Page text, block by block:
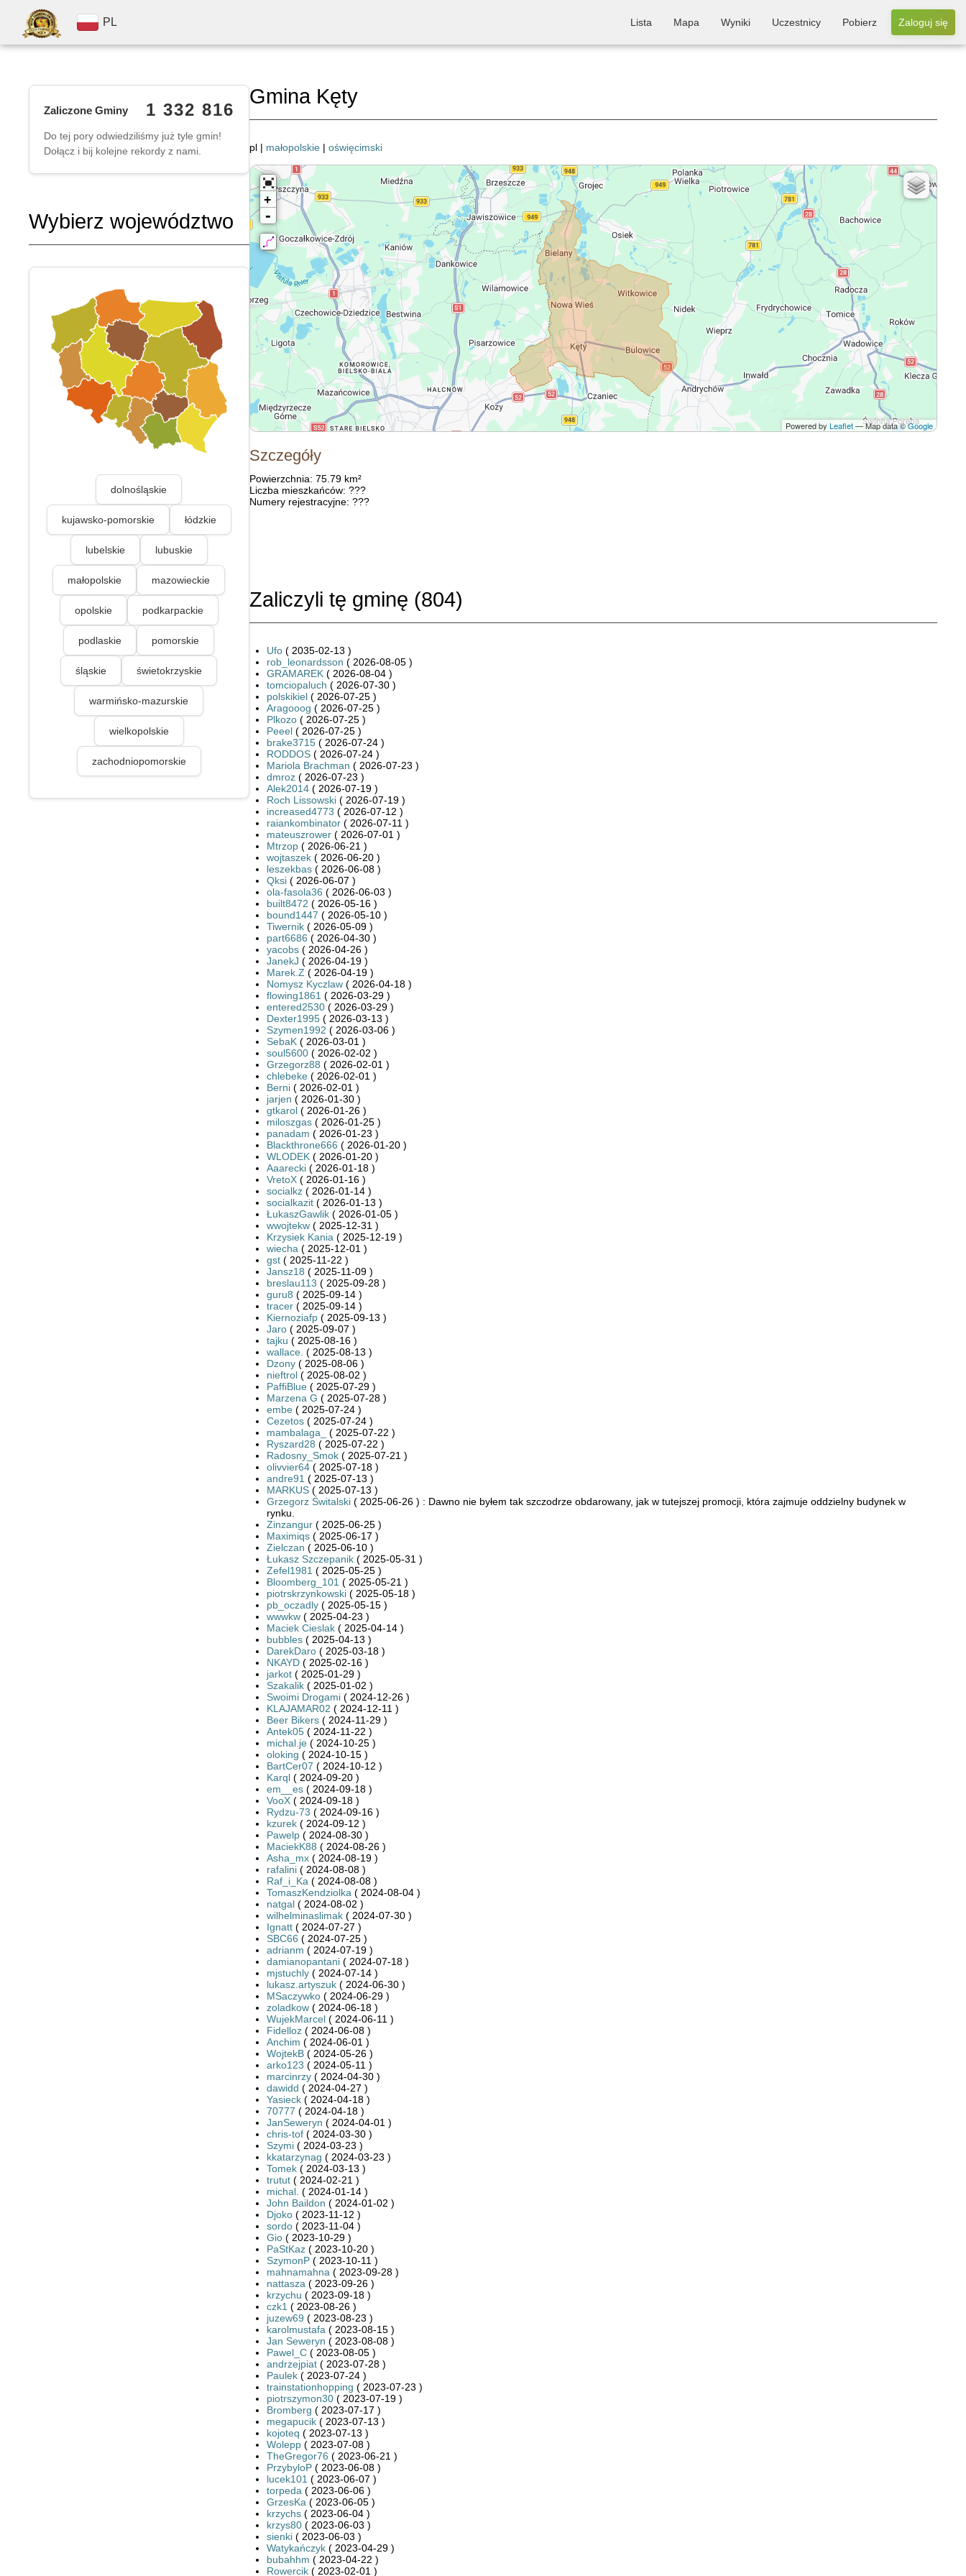
PL Lista Mapa Wyniki Uczestnicy Pobierz Zaloguj się
Zaliczone Gminy 1 332 816
Do tej pory odwiedziliśmy już tyle gmin!
Dołącz i bij kolejne rekordy z nami.
Wybierz województwo
dolnośląskie
kujawsko-pomorskie łódzkie
lubelskie lubuskie
małopolskie mazowieckie
opolskie podkarpackie
podlaskie pomorskie
śląskie świetokrzyskie
warmińsko-mazurskie
wielkopolskie
zachodniopomorskie
Gmina Kęty
pl | małopolskie| oświęcimski
+
-
Powered byLeaflet— Map data ©Google
Szczegóły
Powierzchnia: 75.79 km²
Liczba mieszkańców: ???
Numery rejestracyjne: ???
Zaliczyli tę gminę (804)
Ufo( 2035-02-13 )
rob_leonardsson ( 2026-08-05 )
GRAMAREK( 2026-08-04 )
tomciopaluch ( 2026-07-30 )
polskikiel( 2026-07-25 )
Aragooog ( 2026-07-25 )
Plkozo( 2026-07-25 )
Peeel( 2026-07-25 )
brake3715( 2026-07-24 )
RODDOS( 2026-07-24 )
Mariola Brachman ( 2026-07-23 )
dmroz( 2026-07-23 )
Alek2014( 2026-07-19 )
Roch Lissowski( 2026-07-19 )
increased4773 ( 2026-07-12 )
raiankombinator( 2026-07-11 )
mateuszrower( 2026-07-01 )
Mtrzop( 2026-06-21 )
wojtaszek( 2026-06-20 )
leszekbas( 2026-06-08 )
Qksi( 2026-06-07 )
ola-fasola36 ( 2026-06-03 )
built8472 ( 2026-05-16 )
bound1447 ( 2026-05-10 )
Tiwernik( 2026-05-09 )
part6686 ( 2026-04-30 )
yacobs( 2026-04-26 )
JanekJ ( 2026-04-19 )
Marek.Z ( 2026-04-19 )
Nomysz Kyczlaw( 2026-04-18 )
flowing1861 ( 2026-03-29 )
entered2530( 2026-03-29 )
Dexter1995( 2026-03-13 )
Szymen1992 ( 2026-03-06 )
SebaK( 2026-03-01 )
soul5600( 2026-02-02 )
Grzegorz88 ( 2026-02-01 )
chlebeke( 2026-02-01 )
Berni( 2026-02-01 )
jarjen ( 2026-01-30 )
gtkarol( 2026-01-26 )
miloszgas( 2026-01-25 )
panadam ( 2026-01-23 )
Blackthrone666 ( 2026-01-20 )
WLODEK( 2026-01-20 )
Aaarecki( 2026-01-18 )
VretoX( 2026-01-16 )
socialkz( 2026-01-14 )
socialkazit( 2026-01-13 )
ŁukaszGawlik( 2026-01-05 )
wwojtekw( 2025-12-31 )
Krzysiek Kania ( 2025-12-19 )
wiecha ( 2025-12-01 )
gst( 2025-11-22 )
Jansz18 ( 2025-11-09 )
breslau113 ( 2025-09-28 )
guru8 ( 2025-09-14 )
tracer( 2025-09-14 )
Kiernoziafp( 2025-09-13 )
Jaro( 2025-09-07 )
tajku ( 2025-08-16 )
wallace. ( 2025-08-13 )
Dzony( 2025-08-06 )
nieftrol( 2025-08-02 )
PaffiBlue( 2025-07-29 )
Marzena G ( 2025-07-28 )
embe( 2025-07-24 )
Cezetos( 2025-07-24 )
mambalaga_
( 2025-07-22 )
Ryszard28 ( 2025-07-22 )
Radosny_Smok( 2025-07-21 )
olivvier64( 2025-07-18 )
andre91 ( 2025-07-13 )
MARKUS( 2025-07-13 )
Grzegorz Świtalski( 2025-06-26 ) : Dawno nie byłem tak szczodrze obdarowany, jak w tutejszej promocji, która zajmuje oddzielny budynek w
rynku.
Zinzangur( 2025-06-25 )
Maximiqs( 2025-06-17 )
Zielczan ( 2025-06-10 )
Łukasz Szczepanik( 2025-05-31 )
Zefel1981 ( 2025-05-25 )
Bloomberg_101 ( 2025-05-21 )
piotrskrzynkowski( 2025-05-18 )
pb_oczadly( 2025-05-15 )
wwwkw( 2025-04-23 )
Maciek Cieslak( 2025-04-14 )
bubbles( 2025-04-13 )
DarekDaro( 2025-03-18 )
NKAYD( 2025-02-16 )
jarkot( 2025-01-29 )
Szakalik( 2025-01-02 )
Swoimi Drogami( 2024-12-26 )
KLAJAMAR02 ( 2024-12-11 )
Beer Bikers( 2024-11-29 )
Antek05( 2024-11-22 )
michal.je( 2024-10-25 )
oloking ( 2024-10-15 )
BartCer07 ( 2024-10-12 )
Karql( 2024-09-20 )
em__es( 2024-09-18 )
VooX( 2024-09-18 )
Rydzu-73 ( 2024-09-16 )
kzurek( 2024-09-12 )
Pawelp( 2024-08-30 )
MaciekK88 ( 2024-08-26 )
Asha_mx( 2024-08-19 )
rafalini( 2024-08-08 )
Raf_i_Ka ( 2024-08-08 )
TomaszKendziolka ( 2024-08-04 )
natgal( 2024-08-02 )
wilhelminaslimak( 2024-07-30 )
Ignatt( 2024-07-27 )
SBC66 ( 2024-07-25 )
adrianm ( 2024-07-19 )
damianopantani( 2024-07-18 )
mjstuchly( 2024-07-14 )
lukasz.artyszuk( 2024-06-30 )
MSaczywko( 2024-06-29 )
zoladkow( 2024-06-18 )
WujekMarcel( 2024-06-11 )
Fidelloz( 2024-06-08 )
Anchim ( 2024-06-01 )
WojtekB( 2024-05-26 )
arko123 ( 2024-05-11 )
marcinrzy( 2024-04-30 )
dawidd ( 2024-04-27 )
Yasieck( 2024-04-18 )
70777 ( 2024-04-18 )
JanSeweryn ( 2024-04-01 )
chris-tof( 2024-03-30 )
Szymi( 2024-03-23 )
kkatarzynag ( 2024-03-23 )
Tomek( 2024-03-13 )
trutut( 2024-02-21 )
michal. ( 2024-01-14 )
John Baildon ( 2024-01-02 )
Djoko( 2023-11-12 )
sordo( 2023-11-04 )
Gio( 2023-10-29 )
PaStKaz( 2023-10-20 )
SzymonP( 2023-10-11 )
mahnamahna ( 2023-09-28 )
nattasza ( 2023-09-26 )
krzychu ( 2023-09-18 )
czk1 ( 2023-08-26 )
juzew69 ( 2023-08-23 )
karolmustafa ( 2023-08-15 )
Jan Seweryn ( 2023-08-08 )
Pawel_C( 2023-08-05 )
andrzejpiat( 2023-07-28 )
Paulek( 2023-07-24 )
trainstationhopping ( 2023-07-23 )
piotrszymon30( 2023-07-19 )
Bromberg ( 2023-07-17 )
megapucik( 2023-07-13 )
kojoteq ( 2023-07-13 )
Wolepp( 2023-07-08 )
TheGregor76 ( 2023-06-21 )
PrzybyloP( 2023-06-08 )
lucek101 ( 2023-06-07 )
torpeda ( 2023-06-06 )
GrzesKa ( 2023-06-05 )
krzychs( 2023-06-04 )
krzys80( 2023-06-03 )
sienki( 2023-06-03 )
Watykańczyk( 2023-04-29 )
bubahhm ( 2023-04-22 )
Rowercik( 2023-02-01 )